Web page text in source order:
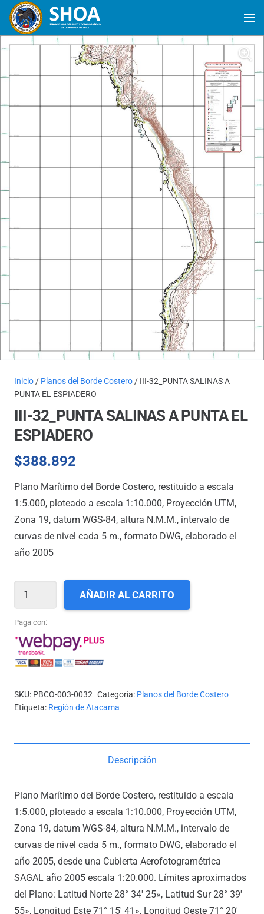
Inicio / Planos del Borde Costero / III-32_PUNTA SALINAS A
PUNTA EL ESPIADERO
III-32_PUNTA SALINAS A PUNTA EL
ESPIADERO
$388.892
Plano Marítimo del Borde Costero, restituido a escala
1:5.000, ploteado a escala 1:10.000, Proyección UTM,
Zona 19, datum WGS-84, altura N.M.M., intervalo de
curvas de nivel cada 5 m., formato DWG, elaborado el
año 2005
SALINAS
A
PUNTA
EL
cantidad
AÑADIR AL CARRITO
Paga con:
SKU: PBCO-003-0032 Categoría: Planos del Borde Costero
Etiqueta: Región de Atacama
Descripción
Plano Marítimo del Borde Costero, restituido a escala
1:5.000, ploteado a escala 1:10.000, Proyección UTM,
Zona 19, datum WGS-84, altura N.M.M., intervalo de
curvas de nivel cada 5 m., formato DWG, elaborado el
año 2005, desde una Cubierta Aerofotogramétrica
SAGAL año 2005 escala 1:20.000. Límites aproximados
del Plano: Latitud Norte 28° 34′ 25», Latitud Sur 28° 39′
55», Longitud Este 71° 15′ 41», Longitud Oeste 71° 20′